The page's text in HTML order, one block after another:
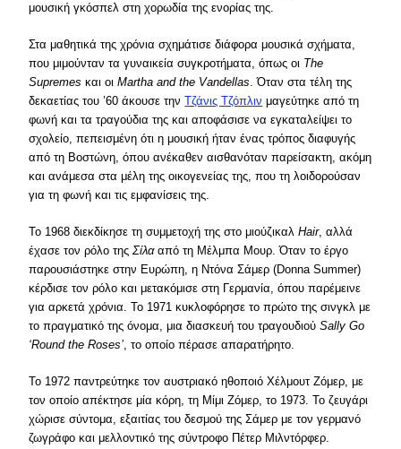
μουσική γκόσπελ στη χορωδία της ενορίας της.
Στα μαθητικά της χρόνια σχημάτισε διάφορα μουσικά σχήματα,
που μιμούνταν τα γυναικεία συγκροτήματα, όπως οι The
Supremes και οιMartha and the Vandellas. Όταν στα τέλη της
δεκαετίας του ’60 άκουσε τηνΤζάνις Τζόπλιν μαγεύτηκε από τη
φωνή και τα τραγούδια της και αποφάσισε να εγκαταλείψει το
σχολείο, πεπεισμένη ότι η μουσική ήταν ένας τρόπος διαφυγής
από τη Βοστώνη, όπου ανέκαθεν αισθανόταν παρείσακτη, ακόμη
και ανάμεσα στα μέλη της οικογενείας της, που τη λοιδορούσαν
για τη φωνή και τις εμφανίσεις της.
Το 1968 διεκδίκησε τη συμμετοχή της στο μιούζικαλHair, αλλά
έχασε τον ρόλο τηςΣίλααπό τη Μέλμπα Μουρ. Όταν το έργο
παρουσιάστηκε στην Ευρώπη, η Ντόνα Σάμερ (Donna Summer)
κέρδισε τον ρόλο και μετακόμισε στη Γερμανία, όπου παρέμεινε
για αρκετά χρόνια. Το 1971 κυκλοφόρησε το πρώτο της σινγκλ με
το πραγματικό της όνομα, μια διασκευή του τραγουδιούSally Go
‘Round the Roses’, το οποίο πέρασε απαρατήρητο.
Το 1972 παντρεύτηκε τον αυστριακό ηθοποιό Χέλμουτ Ζόμερ, με
τον οποίο απέκτησε μία κόρη, τη Μίμι Ζόμερ, το 1973. Το ζευγάρι
χώρισε σύντομα, εξαιτίας του δεσμού της Σάμερ με τον γερμανό
ζωγράφο και μελλοντικό της σύντροφο Πέτερ Μιλντόρφερ.